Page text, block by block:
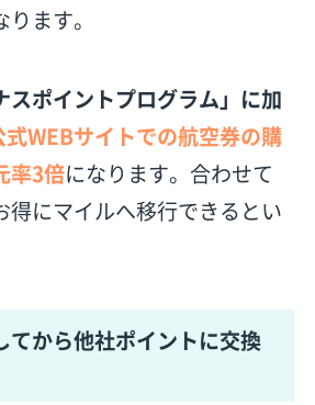
ります。
スポイントプログラム」に加
WEBサイトでの航空券の購
率3倍になります。合わせて
得にマイルへ移行できるとい
てから他社ポイントに交換